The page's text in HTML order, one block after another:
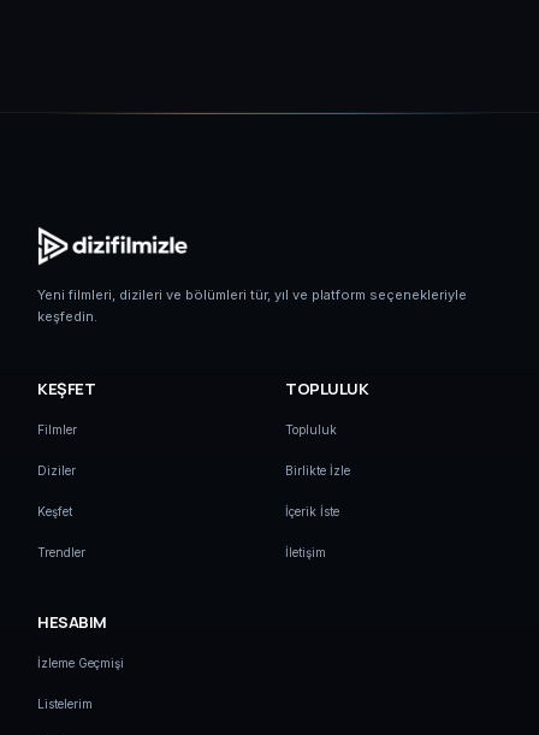
Yeni filmleri, dizileri ve bölümleri tür, yıl ve platform seçenekleriyle
keşfedin.
KEŞFET
Filmler
Diziler
Keşfet
Trendler
TOPLULUK
Topluluk
Birlikte İzle
İçerik İste
İletişim
HESABIM
İzleme Geçmişi
Listelerim